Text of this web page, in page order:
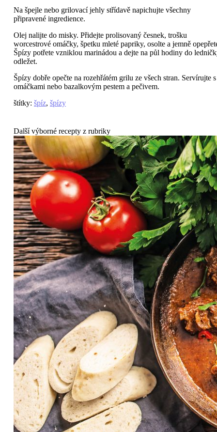
Na špejle nebo grilovací jehly střídavě napichujte všechny
připravené ingredience.
Olej nalijte do misky. Přidejte prolisovaný česnek, trošku
worcestrové omáčky, špetku mleté papriky, osolte a jemně
Špízy potřete vzniklou marinádou a dejte na půl hodiny do
odležet.
Špízy dobře opečte na rozehřátém grilu ze všech stran. Servírujte s
omáčkami nebo bazalkovým pestem a pečivem.
štítky: špíz, špízy
Další výborné recepty z rubriky